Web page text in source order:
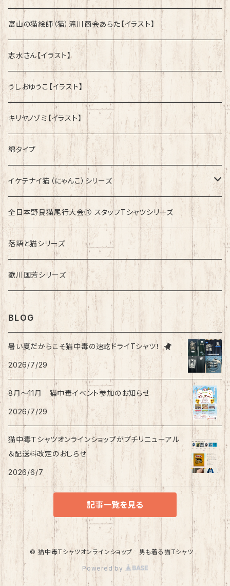
富山の猫絵師（猫）滝川商会あらた【イラスト】
志水さん【イラスト】
うしおゆうこ【イラスト】
キリヤノゾミ【イラスト】
綿タイプ
イケテナイ猫（にゃんこ）シリーズ
ロンドンバスに乗りたい！
全日本野良猫尾行大会Ⓡ スタッフTシャツシリーズ
落語と猫シリーズ
歌川国芳シリーズ
BLOG
暑い夏だからこそ猫中毒の速乾ドライTシャツ！
2026/7/29
8月〜11月 猫中毒イベント参加のお知らせ
2026/7/29
猫中毒Ｔシャツオンラインショップがプチリニューアル
＆配送料改定のおしらせ
2026/6/7
記事一覧を見る
© 猫中毒Tシャツオンラインショップ 男も着る猫Tシャツ
Powered by